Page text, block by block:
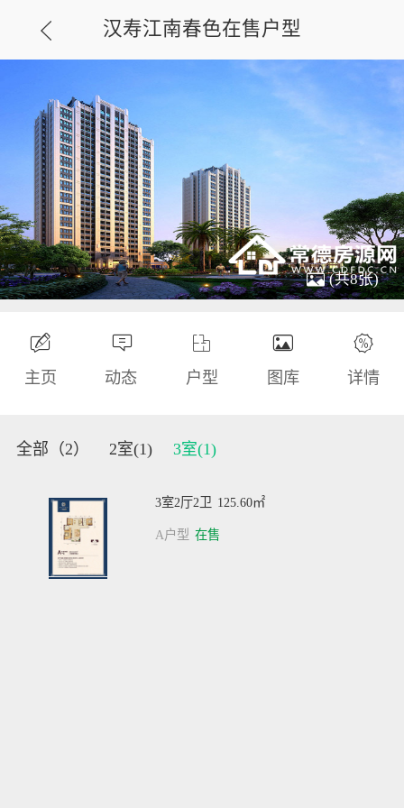
汉寿江南春色在售户型
(共8张)
主页 动态 户型 图库 详情
全部（2） 2室(1) 3室(1)
3室2厅2卫 125.60㎡
A户型 在售